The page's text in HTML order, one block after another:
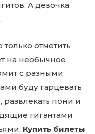
А девочка
отметить
на необычное
с разными
буду гарцевать
пони и
гигантами
Купить билеты